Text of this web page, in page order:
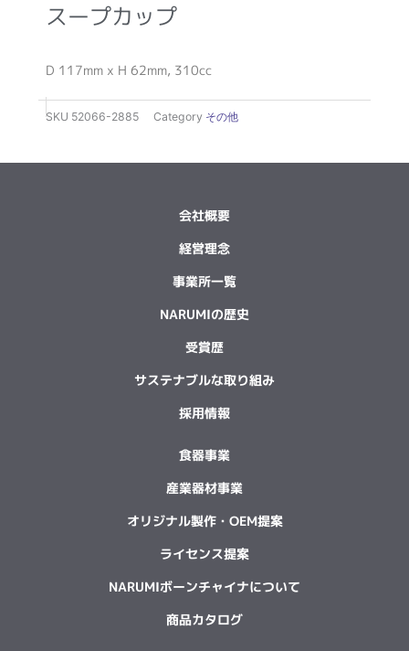
スープカップ
D 117mm x H 62mm, 310cc
SKU 52066-2885 Category その他
会社概要
経営理念
事業所一覧
NARUMIの歴史
受賞歴
サステナブルな取り組み
採用情報
食器事業
産業器材事業
オリジナル製作・OEM提案
ライセンス提案
NARUMIボーンチャイナについて
商品カタログ